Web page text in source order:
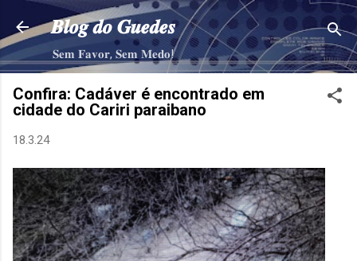
Pular para o conteúdo principal
𝑩𝒍𝒐𝒈 𝒅𝒐 𝑮𝒖𝒆𝒅𝒆𝒔
𝐒𝐞𝐦 𝐅𝐚𝐯𝐨𝐫, 𝐒𝐞𝐦 𝐌𝐞𝐝𝐨!
Confira: Cadáver é encontrado em
cidade do Cariri paraibano
18.3.24